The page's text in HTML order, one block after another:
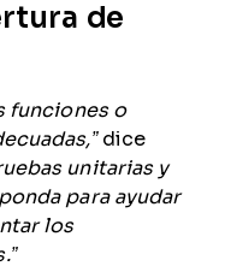
de
funciones o
dice
unitarias y
para ayudar
los